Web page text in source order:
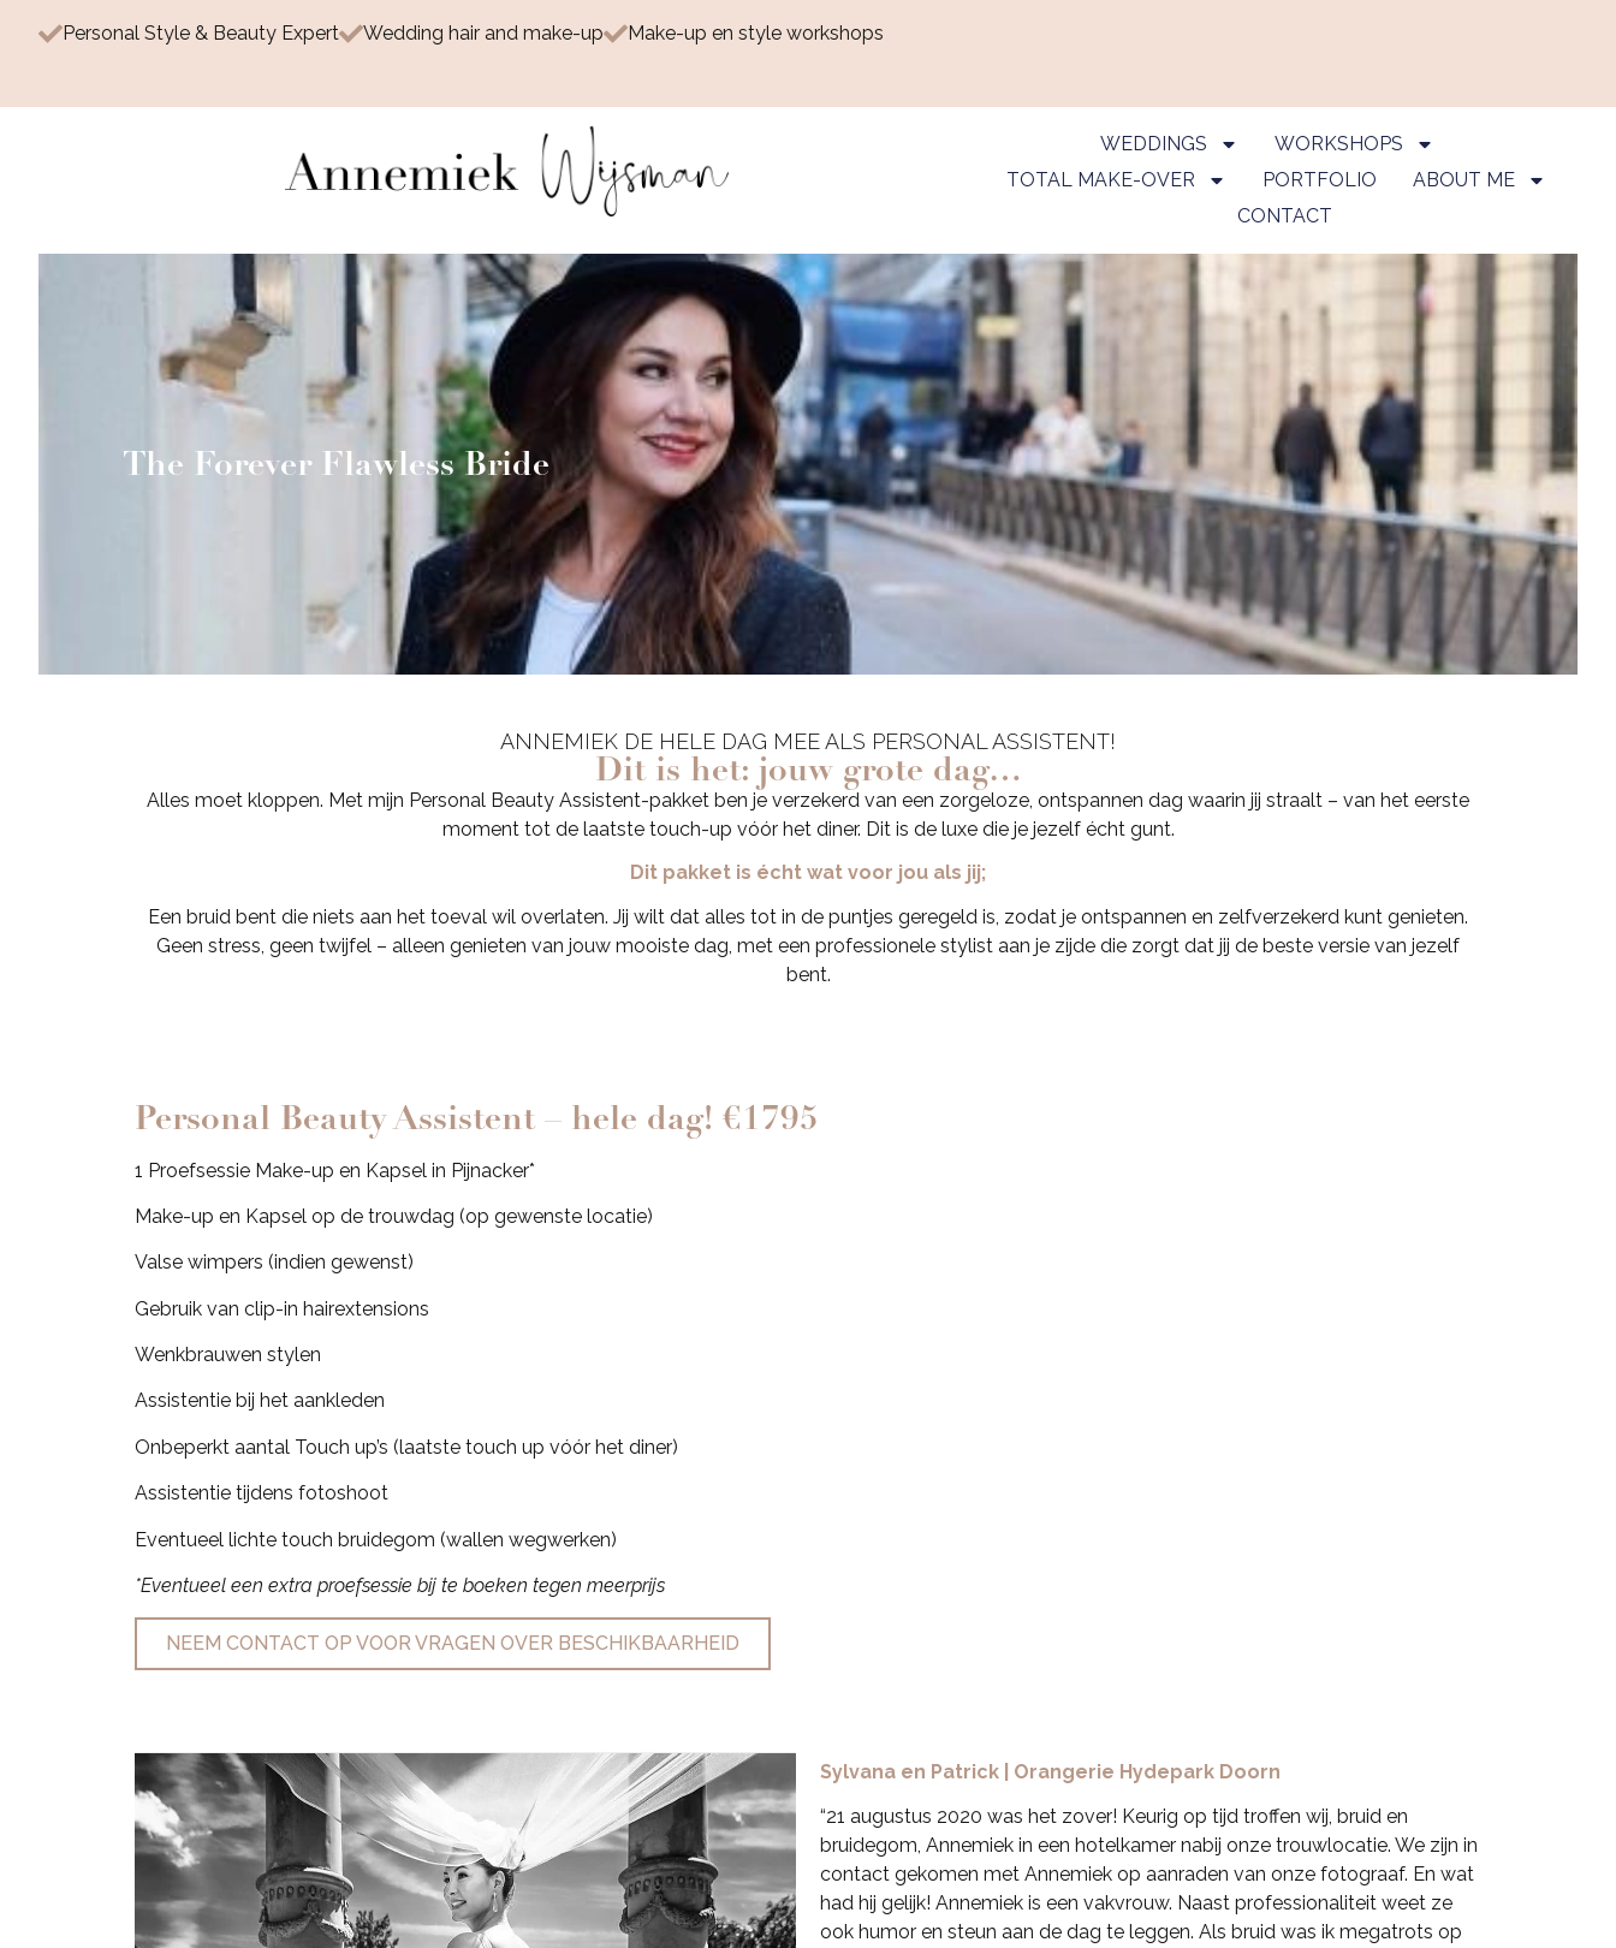
Personal Style & Beauty Expert Wedding hair and make-up Make-up en style workshops
WEDDINGS
WORKSHOPS
TOTAL MAKE-OVER
PORTFOLIO
ABOUT ME
CONTACT
The Forever Flawless Bride
ANNEMIEK DE HELE DAG MEE ALS PERSONAL ASSISTENT!
Dit is het: jouw grote dag…
Alles moet kloppen. Met mijn Personal Beauty Assistent-pakket ben je verzekerd van een zorgeloze, ontspannen dag waarin jij straalt – van het eerste
moment tot de laatste touch-up vóór het diner. Dit is de luxe die je jezelf écht gunt.
Dit pakket is écht wat voor jou als jij;
Een bruid bent die niets aan het toeval wil overlaten. Jij wilt dat alles tot in de puntjes geregeld is, zodat je ontspannen en zelfverzekerd kunt genieten.
Geen stress, geen twijfel – alleen genieten van jouw mooiste dag, met een professionele stylist aan je zijde die zorgt dat jij de beste versie van jezelf
bent.
Personal Beauty Assistent – hele dag! €1795
1 Proefsessie Make-up en Kapsel in Pijnacker*
Make-up en Kapsel op de trouwdag (op gewenste locatie)
Valse wimpers (indien gewenst)
Gebruik van clip-in hairextensions
Wenkbrauwen stylen
Assistentie bij het aankleden
Onbeperkt aantal Touch up’s (laatste touch up vóór het diner)
Assistentie tijdens fotoshoot
Eventueel lichte touch bruidegom (wallen wegwerken)
*Eventueel een extra proefsessie bij te boeken tegen meerprijs
NEEM CONTACT OP VOOR VRAGEN OVER BESCHIKBAARHEID
Sylvana en Patrick | Orangerie Hydepark Doorn
“21 augustus 2020 was het zover! Keurig op tijd troffen wij, bruid en
bruidegom, Annemiek in een hotelkamer nabij onze trouwlocatie. We zijn in
contact gekomen met Annemiek op aanraden van onze fotograaf. En wat
had hij gelijk! Annemiek is een vakvrouw. Naast professionaliteit weet ze
ook humor en steun aan de dag te leggen. Als bruid was ik megatrots op